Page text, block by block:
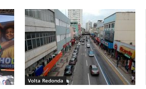
Volta Redonda